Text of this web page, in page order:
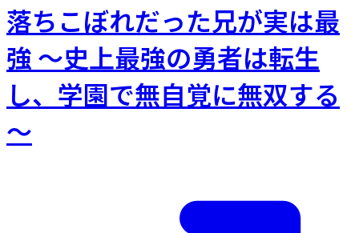
落ちこぼれだった兄が実は最
強 ～史上最強の勇者は転生
し、学園で無自覚に無双する
～